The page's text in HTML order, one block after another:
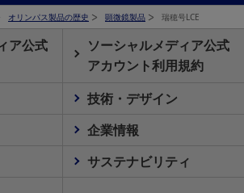
オリンパス製品の歴史 顕微鏡製品 瑞穂号LCE
ア公式
ソーシャルメディア公式
アカウント利用規約
技術・デザイン
企業情報
サステナビリティ